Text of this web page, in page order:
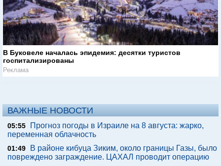
В Буковеле началась эпидемия: десятки туристов
госпитализированы
Реклама
ВАЖНЫЕ НОВОСТИ
05:55
Прогноз погоды в Израиле на 8 августа: жарко,
переменная облачность
01:49
В районе кибуца Зиким, около границы Газы, было
повреждено заграждение. ЦАХАЛ проводит операцию